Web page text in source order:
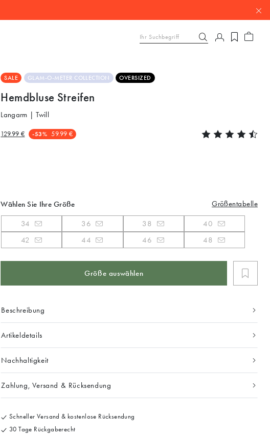
SALE GLAM-O-METER COLLECTION OVERSIZED
Hemdbluse Streifen
Langarm | Twill
129.99 € -53% 59.99 €
Wählen Sie Ihre Größe Größentabelle
34 36 38
40
42
44 46 48
Größe auswählen
Beschreibung
Artikeldetails
Nachhaltigkeit
Zahlung, Versand & Rücksendung
Schneller Versand & kostenlose Rücksendung
30 Tage Rückgaberecht